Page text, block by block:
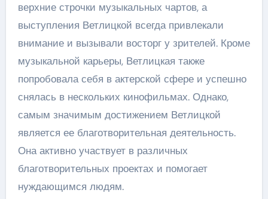
верхние строчки музыкальных чартов, а
выступления Ветлицкой всегда привлекали
внимание и вызывали восторг у зрителей. Кроме
музыкальной карьеры, Ветлицкая также
попробовала себя в актерской сфере и успешно
снялась в нескольких кинофильмах. Однако,
самым значимым достижением Ветлицкой
является ее благотворительная деятельность.
Она активно участвует в различных
благотворительных проектах и помогает
нуждающимся людям.